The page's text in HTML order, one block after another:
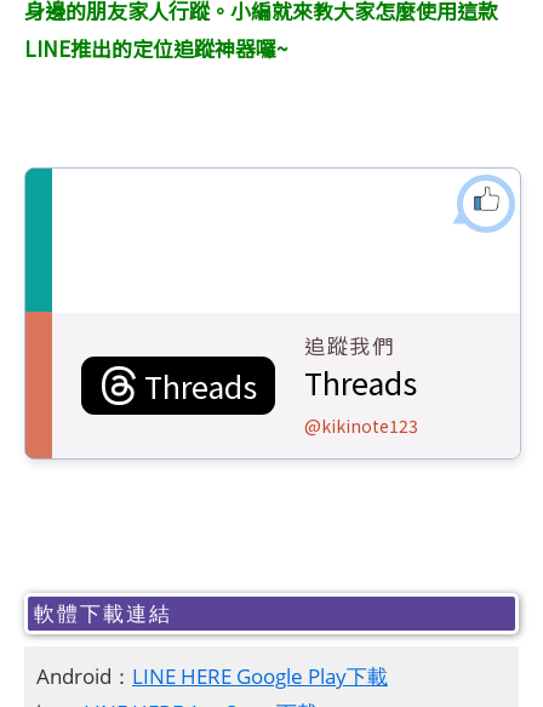
身邊的朋友家人行蹤。小編就來教大家怎麼使用這款
LINE推出的定位追蹤神器囉~
Threads
追蹤我們
Threads
@kikinote123
軟體下載連結
Android： LINE HERE Google Play下載